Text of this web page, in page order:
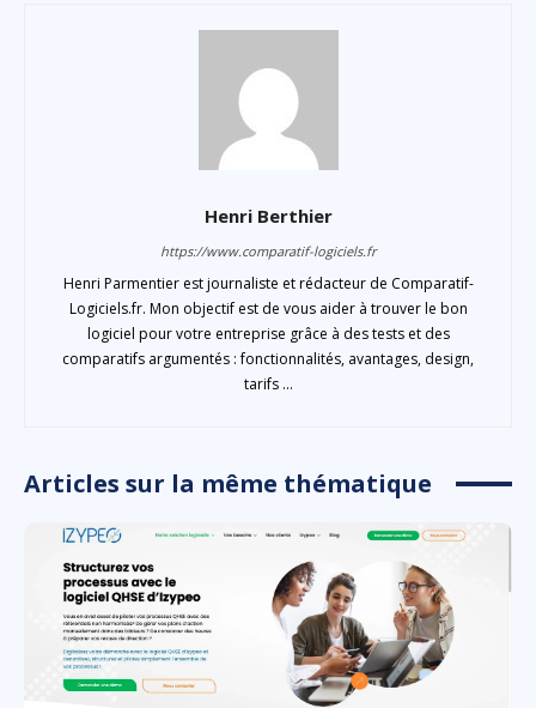
Henri Berthier
https://www.comparatif-logiciels.fr
Henri Parmentier est journaliste et rédacteur de Comparatif-
Logiciels.fr. Mon objectif est de vous aider à trouver le bon
logiciel pour votre entreprise grâce à des tests et des
comparatifs argumentés : fonctionnalités, avantages, design,
tarifs ...
Articles sur la même thématique